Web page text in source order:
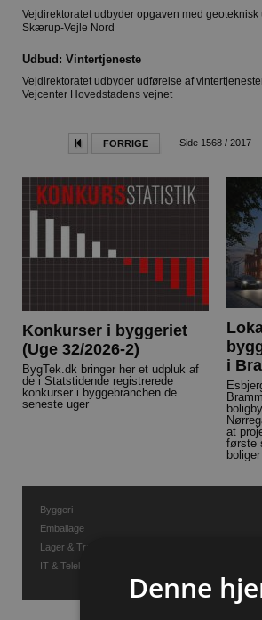
Vejdirektoratet udbyder opgaven med
Skærup-Vejle Nord
Udbud: Vintertjeneste
Vejdirektoratet udbyder udførelse af
Vejcenter Hovedstadens vejnet
FORRIGE Side 1568 / 2017
Konkurser i byggeriet
(Uge 32/2026-2)
BygTek.dk bringer her et udpluk af
de i Statstidende registrerede
konkurser i byggebranchen de
seneste uger
i
at
første
Byggeri
Emballage
Lager & Transport
IT & Telekommunikation
Denne